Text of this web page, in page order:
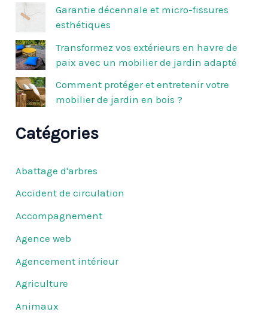
Garantie décennale et micro-fissures
esthétiques
Transformez vos extérieurs en havre de
paix avec un mobilier de jardin adapté
Comment protéger et entretenir votre
mobilier de jardin en bois ?
Catégories
Abattage d'arbres
Accident de circulation
Accompagnement
Agence web
Agencement intérieur
Agriculture
Animaux